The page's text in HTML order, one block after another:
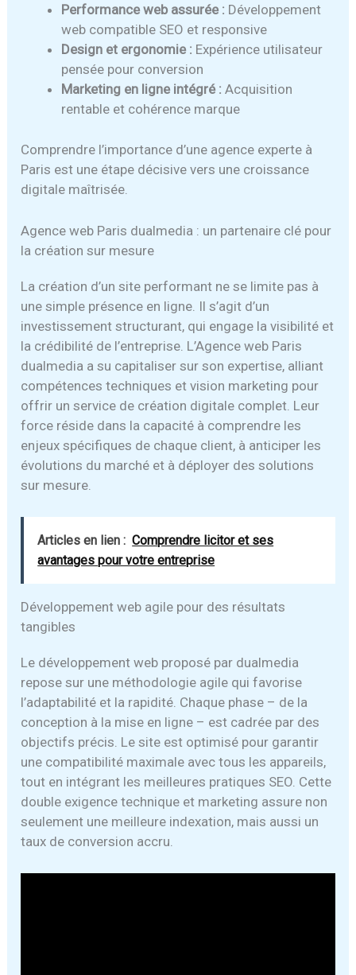
Performance web assurée : Développement
web compatible SEO et responsive
Design et ergonomie : Expérience utilisateur
pensée pour conversion
Marketing en ligne intégré : Acquisition
rentable et cohérence marque
Comprendre l’importance d’une agence experte à
Paris est une étape décisive vers une croissance
digitale maîtrisée.
Agence web Paris dualmedia : un partenaire clé pour
la création sur mesure
La création d’un site performant ne se limite pas à
une simple présence en ligne. Il s’agit d’un
investissement structurant, qui engage la visibilité et
la crédibilité de l’entreprise. L’Agence web Paris
dualmedia a su capitaliser sur son expertise, alliant
compétences techniques et vision marketing pour
offrir un service de création digitale complet. Leur
force réside dans la capacité à comprendre les
enjeux spécifiques de chaque client, à anticiper les
évolutions du marché et à déployer des solutions
sur mesure.
Articles en lien : Comprendre licitor et ses
avantages pour votre entreprise
Développement web agile pour des résultats
tangibles
Le développement web proposé par dualmedia
repose sur une méthodologie agile qui favorise
l’adaptabilité et la rapidité. Chaque phase – de la
conception à la mise en ligne – est cadrée par des
objectifs précis. Le site est optimisé pour garantir
une compatibilité maximale avec tous les appareils,
tout en intégrant les meilleures pratiques SEO. Cette
double exigence technique et marketing assure non
seulement une meilleure indexation, mais aussi un
taux de conversion accru.